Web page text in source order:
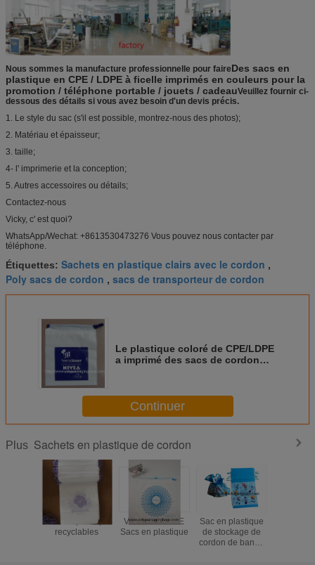
Nous sommes la manufacture professionnelle pour faireDes sacs en
plastique en CPE / LDPE à ficelle imprimés en couleurs pour la
promotion / téléphone portable / jouets / cadeauVeuillez fournir ci-
dessous des détails si vous avez besoin d'un devis précis.
1. Le style du sac (s'il est possible, montrez-nous des photos);
2. Matériau et épaisseur;
3. taille;
4- l' imprimerie et la conception;
5. Autres accessoires ou détails;
Contactez-nous
Vicky, c' est quoi?
WhatsApp/Wechat: +8613530473276 Vous pouvez nous contacter par
téléphone.
Étiquettes: Sachets en plastique clairs avec le cordon ,
Poly sacs de cordon , sacs de transporteur de cordon
Le plastique coloré de CPE/LDPE
a imprimé des sacs de cordon
Continuer
Plus Sachets en plastique de cordon
Sacs en plastique
recyclables
Vêtements CPE
Sacs en plastique
Sac en plastique
de stockage de
cordon de bande